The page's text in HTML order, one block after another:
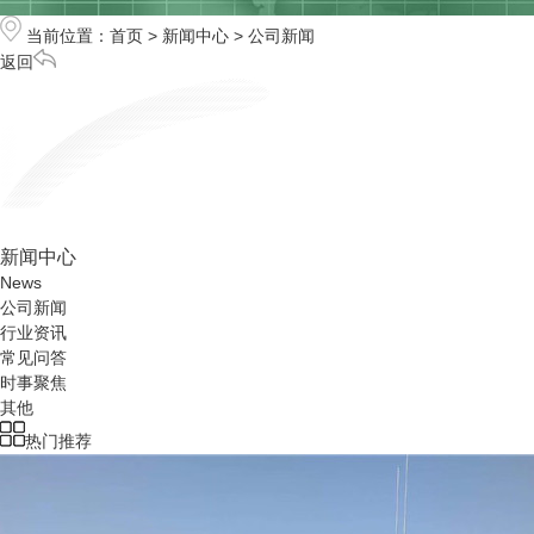
当前位置： 首页 > 新闻中心 > 公司新闻
返回
新闻中心
News
公司新闻
行业资讯
常见问答
时事聚焦
其他
热门推荐